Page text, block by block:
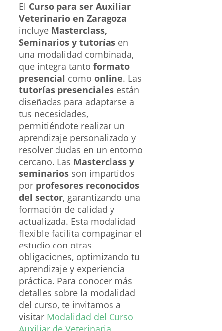
El Curso para ser Auxiliar
Veterinario en Zaragoza
incluye Masterclass,
Seminarios y tutorías en
una modalidad combinada,
que integra tanto formato
presencial como online. Las
tutorías presenciales están
diseñadas para adaptarse a
tus necesidades,
permitiéndote realizar un
aprendizaje personalizado y
resolver dudas en un entorno
cercano. Las Masterclass y
seminarios son impartidos
por profesores reconocidos
del sector, garantizando una
formación de calidad y
actualizada. Esta modalidad
flexible facilita compaginar el
estudio con otras
obligaciones, optimizando tu
aprendizaje y experiencia
práctica. Para conocer más
detalles sobre la modalidad
del curso, te invitamos a
visitar Modalidad del Curso